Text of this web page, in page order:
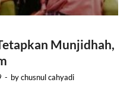
Munjidhah,
- bychusnul cahyadi